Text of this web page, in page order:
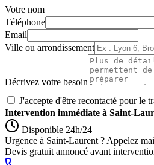
Votre nom
Téléphone
Email
Ville ou arrondissement
Décrivez votre besoin
J'accepte d'être recontacté pour le
Intervention immédiate à Saint-
Disponible 24h/24
Urgence à Saint-Laurent ? Appelez
Devis gratuit annoncé avant